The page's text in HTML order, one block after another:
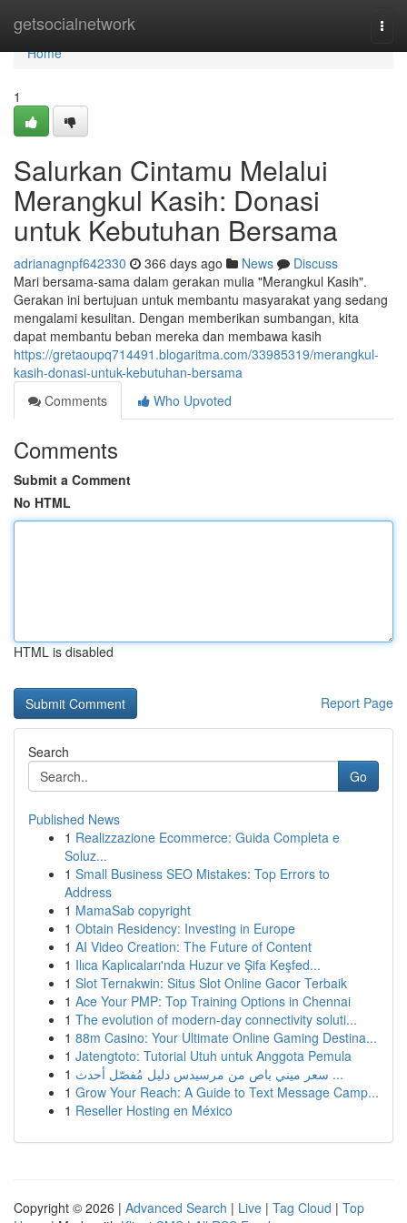
getsocialnetwork
Home
Home
1
Salurkan Cintamu Melalui
Merangkul Kasih: Donasi
untuk Kebutuhan Bersama
adrianagnpf642330 366 days ago News
Discuss
Mari bersama-sama dalam gerakan mulia "Merangkul Kasih".
Gerakan ini bertujuan untuk membantu masyarakat yang sedang
mengalami kesulitan. Dengan memberikan sumbangan, kita
dapat membantu beban mereka dan membawa kasih
https://gretaoupq714491.blogaritma.com/33985319/merangkul-
kasih-donasi-untuk-kebutuhan-bersama
Comments
Who Upvoted
Comments
Submit a Comment
No HTML
HTML is disabled
Report Page
Search
Go
Published News
1 Realizzazione Ecommerce: Guida Completa e
Soluz...
1 Small Business SEO Mistakes: Top Errors to
Address
1 MamaSab copyright
1 Obtain Residency: Investing in Europe
1 AI Video Creation: The Future of Content
1 Ilıca Kaplıcaları'nda Huzur ve Şifa Keşfed...
1 Slot Ternakwin: Situs Slot Online Gacor Terbaik
1 Ace Your PMP: Top Training Options in Chennai
1 The evolution of modern-day connectivity soluti...
1 88m Casino: Your Ultimate Online Gaming Destina...
1 Jatengtoto: Tutorial Utuh untuk Anggota Pemula
1
سعر ميني باص من مرسيدس دليل مُفصّل أحدث ...
1 Grow Your Reach: A Guide to Text Message Camp...
1 Reseller Hosting en México
Copyright © 2026 | Advanced Search | Live | Tag Cloud | Top